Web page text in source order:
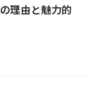
理由と魅力的